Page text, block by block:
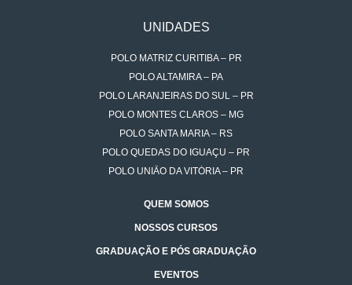
UNIDADES
POLO MATRIZ CURITIBA – PR
POLO ALTAMIRA – PA
POLO LARANJEIRAS DO SUL – PR
POLO MONTES CLAROS – MG
POLO SANTA MARIA – RS
POLO QUEDAS DO IGUAÇU – PR
POLO UNIÃO DA VITÓRIA – PR
QUEM SOMOS
NOSSOS CURSOS
GRADUAÇÃO E PÓS GRADUAÇÃO
EVENTOS